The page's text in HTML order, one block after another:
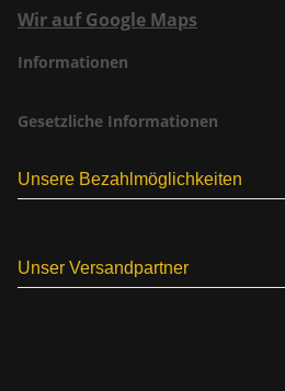
Wir auf Google Maps
Informationen
Gesetzliche Informationen
Unsere Bezahlmöglichkeiten
Unser Versandpartner